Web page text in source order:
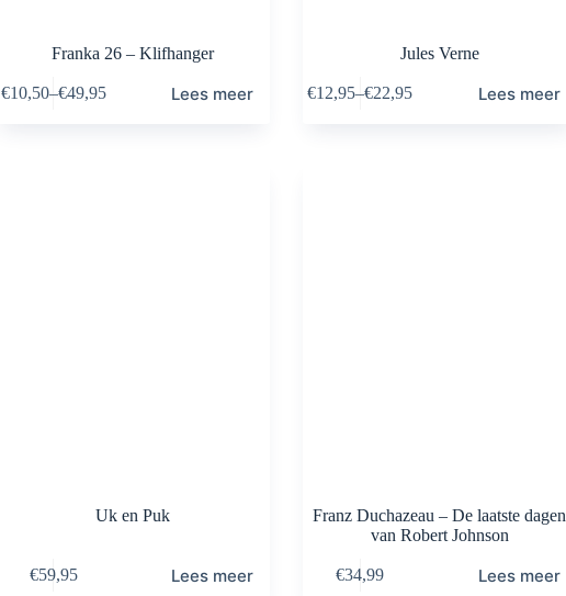
Franka 26 – Klifhanger
€10,50–€49,95 Lees meer
Jules Verne
€12,95–€22,95 Lees meer
Uk en Puk
€59,95 Lees meer
Franz Duchazeau – De laatste dagen
van Robert Johnson
€34,99 Lees meer